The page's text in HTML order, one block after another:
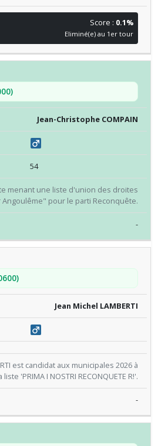
Score : 0.1%
Eliminé(e) au 1er tour
Jean-Christophe COMPAIN
54
menant une liste d'union des droites
Angoulême" pour le parti Reconquête.
-
Jean Michel LAMBERTI
est candidat aux municipales 2026 à
'PRIMA I NOSTRI RECONQUETE R!'.
-